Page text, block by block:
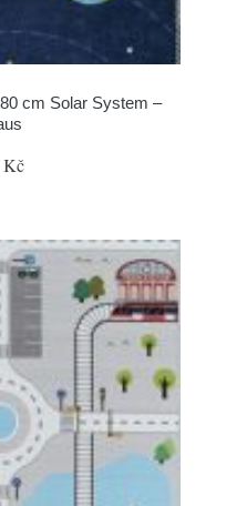
cm Solar System –
Kč